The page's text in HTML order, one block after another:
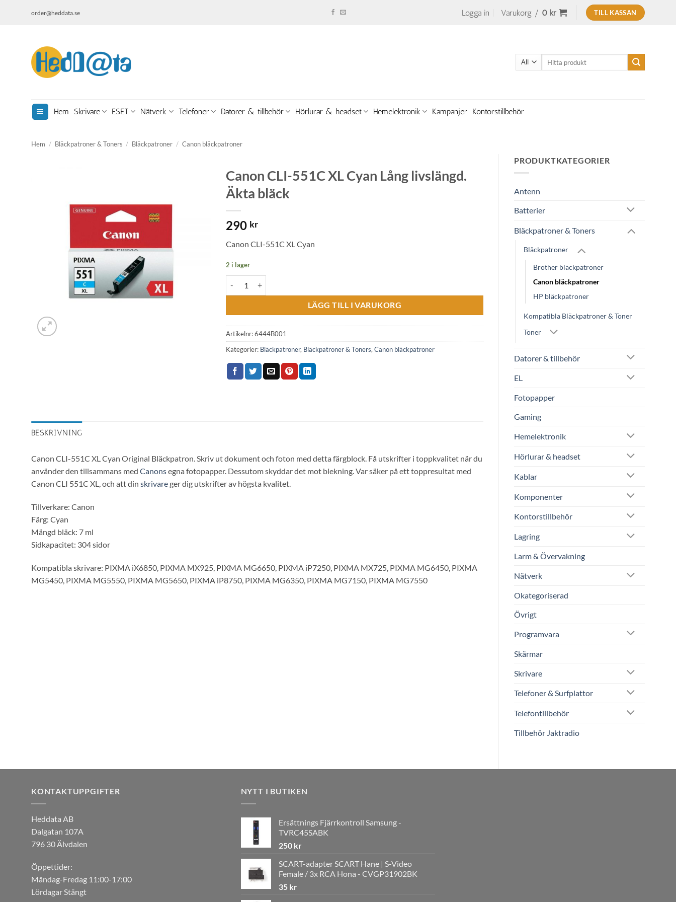
order@heddata.se Logga in Varukorg / 0 kr TILL KASSAN
Hem Skrivare ESET Nätverk Telefoner Datorer & tillbehör Hörlurar & headset Hemelektronik Kampanjer Kontorstillbehör
Hem / Bläckpatroner & Toners / Bläckpatroner / Canon bläckpatroner
PRODUKTKATEGORIER
Antenn
Batterier
Bläckpatroner & Toners
Bläckpatroner
Brother bläckpatroner
Canon bläckpatroner
HP bläckpatroner
Kompatibla Bläckpatroner & Toner
Toner
Datorer & tillbehör
EL
Fotopapper
Gaming
Hemelektronik
Hörlurar & headset
Kablar
Komponenter
Kontorstillbehör
Lagring
Larm & Övervakning
Nätverk
Okategoriserad
Övrigt
Programvara
Skärmar
Skrivare
Telefoner & Surfplattor
Telefontillbehör
Tillbehör Jaktradio
Canon CLI-551C XL Cyan Lång livslängd.
Äkta bläck
290 kr
Canon CLI-551C XL Cyan
2 i lager
LÄGG TILL I VARUKORG
Artikelnr:6444B001
Kategorier: Bläckpatroner, Bläckpatroner & Toners,Canon bläckpatroner
BESKRIVNING
Canon CLI-551C XL Cyan Original Bläckpatron. Skriv ut dokument och foton med detta färgblock. Få utskrifter i toppkvalitet när du
använder den tillsammans med Canonsegna fotopapper. Dessutom skyddar det mot blekning. Var säker på ett toppresultat med
Canon CLI 551C XL, och att din skrivareger dig utskrifter av högsta kvalitet.
Tillverkare: Canon
Färg: Cyan
Mängd bläck: 7 ml
Sidkapacitet: 304 sidor
Kompatibla skrivare: PIXMA iX6850, PIXMA MX925, PIXMA MG6650, PIXMA iP7250, PIXMA MX725, PIXMA MG6450, PIXMA
MG5450, PIXMA MG5550, PIXMA MG5650, PIXMA iP8750, PIXMA MG6350, PIXMA MG7150, PIXMA MG7550
KONTAKTUPPGIFTER
Heddata AB
Dalgatan 107A
796 30 Älvdalen
Öppettider:
Måndag-Fredag 11:00-17:00
Lördagar Stängt
NYTT I BUTIKEN
Ersättnings Fjärrkontroll Samsung -
TVRC45SABK
250 kr
SCART-adapter SCART Hane | S-Video
Female / 3x RCA Hona - CVGP31902BK
35 kr